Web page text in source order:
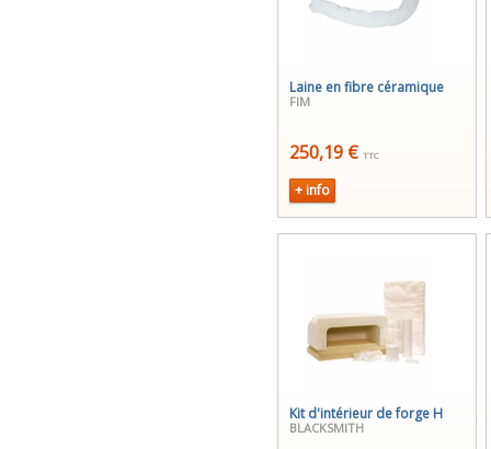
Laine en fibre céramique
FIM
250,19 € TTC
+ info
Kit d'intérieur de forge H
BLACKSMITH